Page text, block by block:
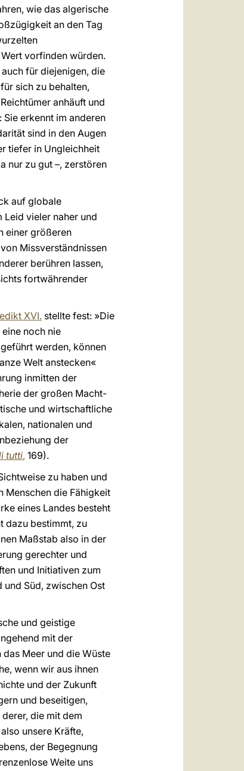
wie das algerische
an den Tag
vorfinden würden.
für diejenigen, die
sich zu behalten,
anhäuft und
erkennt im anderen
sind in den Augen
tiefer in Ungleichheit
nur zu gut –, zerstören
auf globale
Leid vieler naher und
einer größeren
Missverständnissen
berühren lassen,
fortwährender
XVI. stellte fest: »Die
noch nie
werden, können
Welt anstecken«
inmitten der
der großen Macht-
und wirtschaftliche
nationalen und
der
tutti, 169).
zu haben und
Menschen die Fähigkeit
eines Landes besteht
dazu bestimmt, zu
Maßstab also in der
gerechter und
und Initiativen zum
Süd, zwischen Ost
und geistige
mit der
Meer und die Wüste
wenn wir aus ihnen
und der Zukunft
und beseitigen,
die mit dem
unsere Kräfte,
der Begegnung
Weite uns